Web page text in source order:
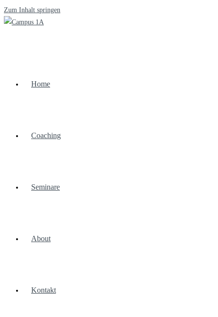
Zum Inhalt springen
Home
Coaching
Seminare
About
Kontakt